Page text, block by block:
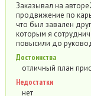
Заказывал на
продвижение по
что был завален
которым я
повысили до
Достоинства
отличный план
Недостатки
нет